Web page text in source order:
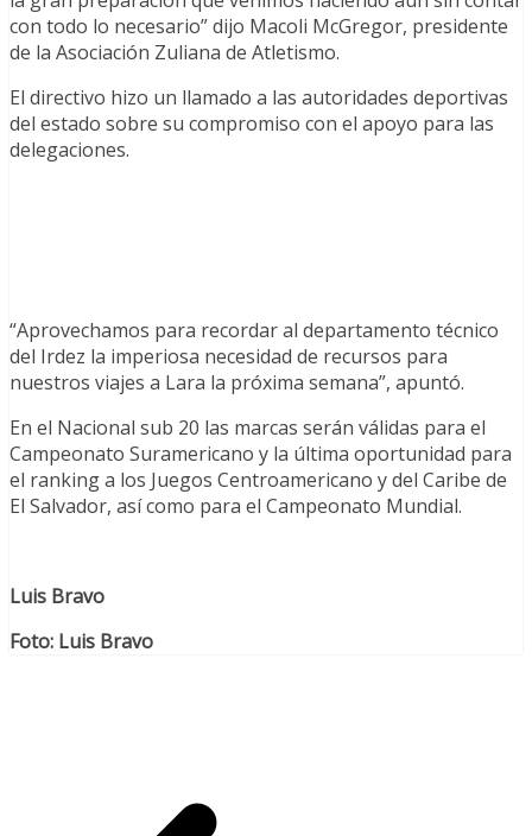
con todo lo necesario” dijo Macoli McGregor, presidente
de la Asociación Zuliana de Atletismo.
El directivo hizo un llamado a las autoridades deportivas
del estado sobre su compromiso con el apoyo para las
delegaciones.
“Aprovechamos para recordar al departamento técnico
del Irdez la imperiosa necesidad de recursos para
nuestros viajes a Lara la próxima semana”, apuntó.
En el Nacional sub 20 las marcas serán válidas para el
Campeonato Suramericano y la última oportunidad para
el ranking a los Juegos Centroamericano y del Caribe de
El Salvador, así como para el Campeonato Mundial.
Luis Bravo
Foto: Luis Bravo